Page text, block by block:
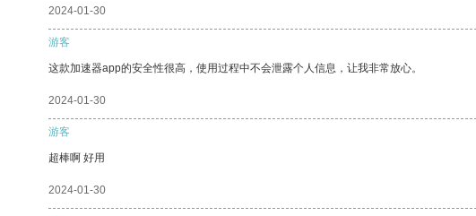
2024-01-30
游客
这款加速器app的安全性很高，使用过程中不会泄露个人信息，让我非常放心。
2024-01-30
游客
超棒啊 好用
2024-01-30